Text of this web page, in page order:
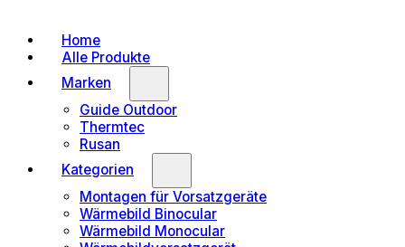
Home
Alle Produkte
Marken
Guide Outdoor
Thermtec
Rusan
Kategorien
Montagen für Vorsatzgeräte
Wärmebild Binocular
Wärmebild Monocular